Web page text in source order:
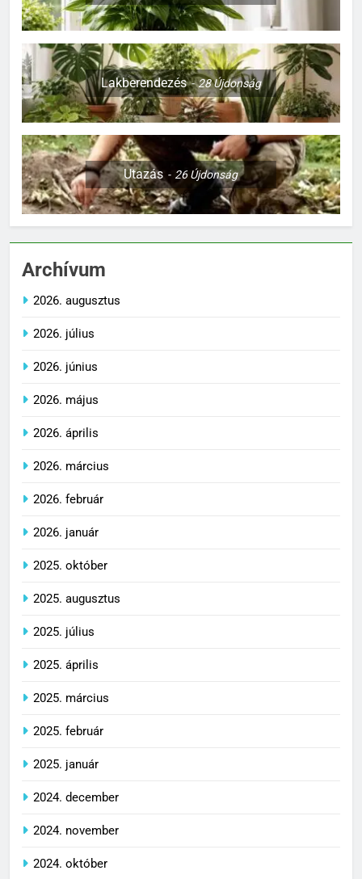
Lakberendezés 28Újdonság
Utazás 26Újdonság
Archívum
2026. augusztus
2026. július
2026. június
2026. május
2026. április
2026. március
2026. február
2026. január
2025. október
2025. augusztus
2025. július
2025. április
2025. március
2025. február
2025. január
2024. december
2024. november
2024. október